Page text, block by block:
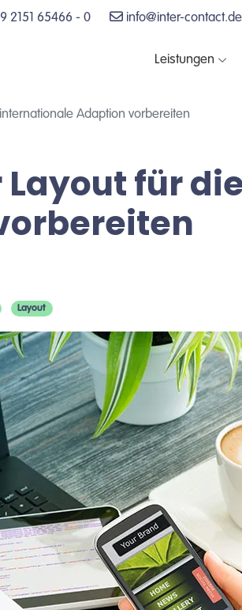
2151 65466 - 0 info@inter-contact.de
Leistungen
Adaption vorbereiten
Layout für
Layout